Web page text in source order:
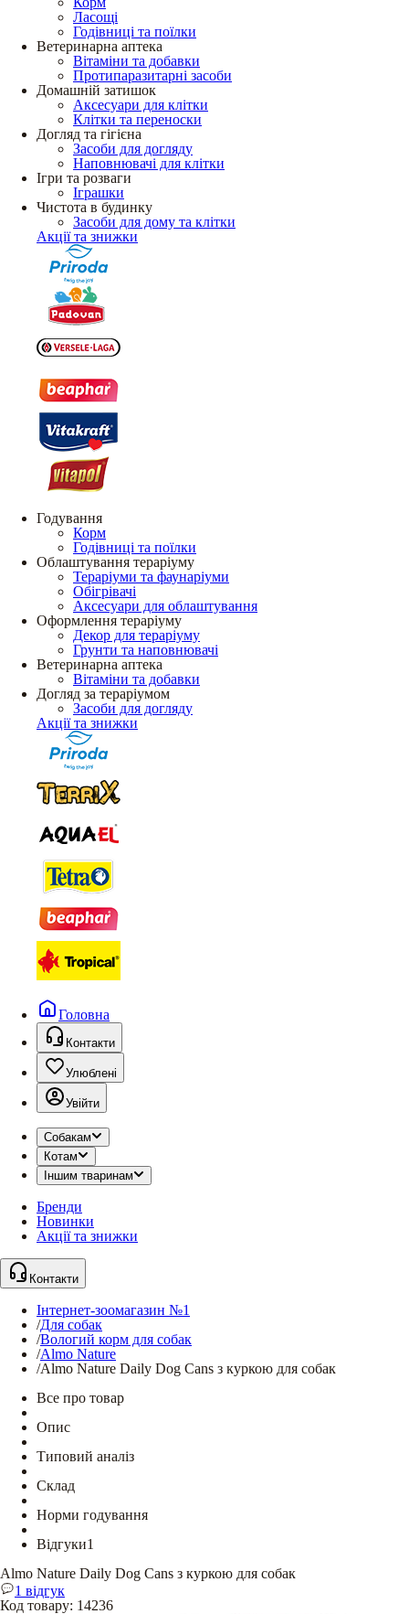
Ласощі
Годівниці та поїлки
Ветеринарна аптека
Вітаміни та добавки
Протипаразитарні засоби
Домашній затишок
Аксесуари для клітки
Клітки та переноски
Догляд та гігієна
Засоби для догляду
Наповнювачі для клітки
Ігри та розваги
Іграшки
Чистота в будинку
Засоби для дому та клітки
Акції та знижки
Годування
Корм
Годівниці та поїлки
Облаштування тераріуму
Тераріуми та фаунаріуми
Обігрівачі
Аксесуари для облаштування
Оформлення тераріуму
Декор для тераріуму
Грунти та наповнювачі
Ветеринарна аптека
Вітаміни та добавки
Догляд за тераріумом
Засоби для догляду
Акції та знижки
Головна
Контакти
Улюблені
Увійти
Собакам
Котам
Іншим тваринам
Бренди
Новинки
Акції та знижки
Контакти
Інтернет-зоомагазин №1
/Для собак
/Вологий корм для собак
/Almo Nature
/Almo Nature Daily Dog Cans з куркою для собак
Все про товар
Опис
Типовий аналіз
Склад
Норми годування
Відгуки1
Almo Nature Daily Dog Cans з куркою для собак
1 відгук
Код товару: 14236